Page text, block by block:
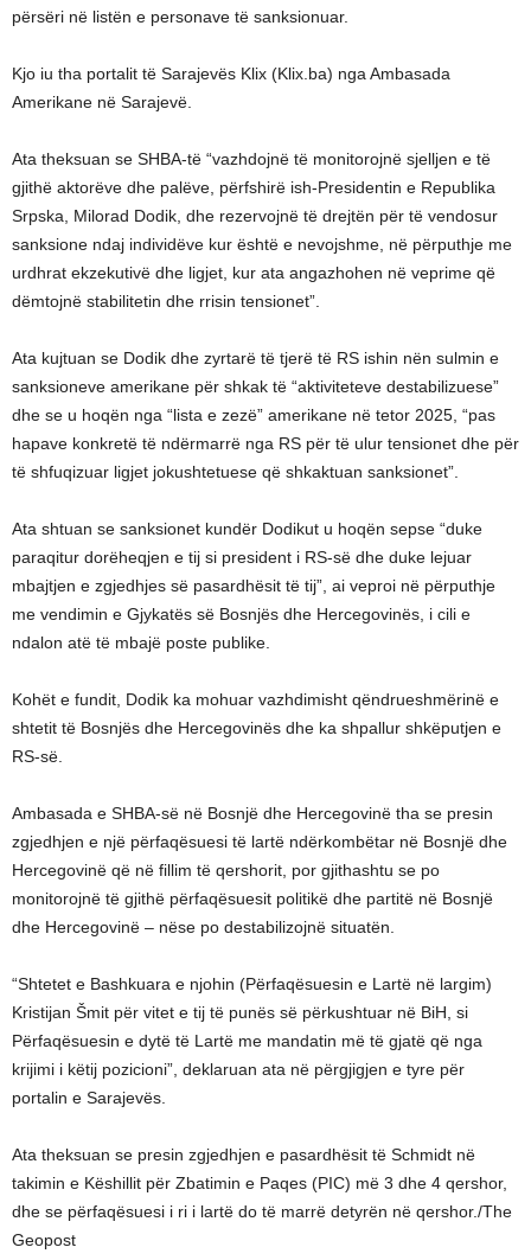
përsëri në listën e personave të sanksionuar.
Kjo iu tha portalit të Sarajevës Klix (Klix.ba) nga Ambasada
Amerikane në Sarajevë.
Ata theksuan se SHBA-të “vazhdojnë të monitorojnë sjelljen e të
gjithë aktorëve dhe palëve, përfshirë ish-Presidentin e Republika
Srpska, Milorad Dodik, dhe rezervojnë të drejtën për të vendosur
sanksione ndaj individëve kur është e nevojshme, në përputhje me
urdhrat ekzekutivë dhe ligjet, kur ata angazhohen në veprime që
dëmtojnë stabilitetin dhe rrisin tensionet”.
Ata kujtuan se Dodik dhe zyrtarë të tjerë të RS ishin nën sulmin e
sanksioneve amerikane për shkak të “aktiviteteve destabilizuese”
dhe se u hoqën nga “lista e zezë” amerikane në tetor 2025, “pas
hapave konkretë të ndërmarrë nga RS për të ulur tensionet dhe për
të shfuqizuar ligjet jokushtetuese që shkaktuan sanksionet”.
Ata shtuan se sanksionet kundër Dodikut u hoqën sepse “duke
paraqitur dorëheqjen e tij si president i RS-së dhe duke lejuar
mbajtjen e zgjedhjes së pasardhësit të tij”, ai veproi në përputhje
me vendimin e Gjykatës së Bosnjës dhe Hercegovinës, i cili e
ndalon atë të mbajë poste publike.
Kohët e fundit, Dodik ka mohuar vazhdimisht qëndrueshmërinë e
shtetit të Bosnjës dhe Hercegovinës dhe ka shpallur shkëputjen e
RS-së.
Ambasada e SHBA-së në Bosnjë dhe Hercegovinë tha se presin
zgjedhjen e një përfaqësuesi të lartë ndërkombëtar në Bosnjë dhe
Hercegovinë që në fillim të qershorit, por gjithashtu se po
monitorojnë të gjithë përfaqësuesit politikë dhe partitë në Bosnjë
dhe Hercegovinë – nëse po destabilizojnë situatën.
“Shtetet e Bashkuara e njohin (Përfaqësuesin e Lartë në largim)
Kristijan Šmit për vitet e tij të punës së përkushtuar në BiH, si
Përfaqësuesin e dytë të Lartë me mandatin më të gjatë që nga
krijimi i këtij pozicioni”, deklaruan ata në përgjigjen e tyre për
portalin e Sarajevës.
Ata theksuan se presin zgjedhjen e pasardhësit të Schmidt në
takimin e Këshillit për Zbatimin e Paqes (PIC) më 3 dhe 4 qershor,
dhe se përfaqësuesi i ri i lartë do të marrë detyrën në qershor./The
Geopost